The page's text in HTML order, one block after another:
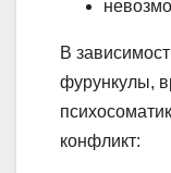
В
фурункулы,
конфликт: